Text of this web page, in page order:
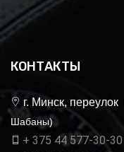
КОНТАКТЫ
г. Минск, переулок
Шабаны)
+ 375 44 577-30-30